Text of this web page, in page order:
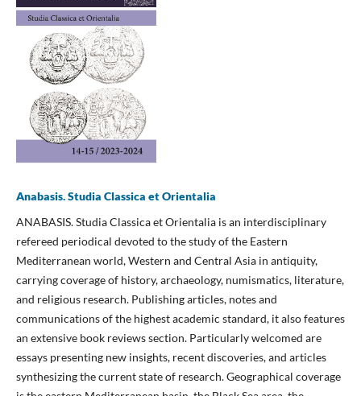
Anabasis. Studia Classica et Orientalia
ANABASIS. Studia Classica et Orientalia is an interdisciplinary
refereed periodical devoted to the study of the Eastern
Mediterranean world, Western and Central Asia in antiquity,
carrying coverage of history, archaeology, numismatics, literature,
and religious research. Publishing articles, notes and
communications of the highest academic standard, it also features
an extensive book reviews section. Particularly welcomed are
essays presenting new insights, recent discoveries, and articles
synthesizing the current state of research. Geographical coverage